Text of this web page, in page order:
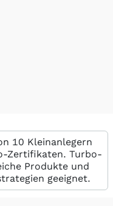
10 Kleinanlegern
Zertifikaten. Turbo-
Produkte und
geeignet.